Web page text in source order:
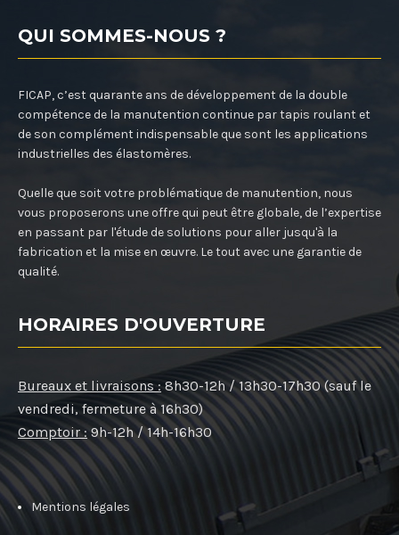
QUI SOMMES-NOUS ?
FICAP, c’est quarante ans de développement de la double
compétence de la manutention continue par tapis roulant et
de son complément indispensable que sont les applications
industrielles des élastomères.
Quelle que soit votre problématique de manutention, nous
vous proposerons une offre qui peut être globale, de l’expertise
en passant par l'étude de solutions pour aller jusqu'à la
fabrication et la mise en œuvre. Le tout avec une garantie de
qualité.
HORAIRES D'OUVERTURE
Bureaux et livraisons : 8h30-12h / 13h30-17h30 (sauf le
vendredi, fermeture à 16h30)
Comptoir : 9h-12h / 14h-16h30
Mentions légales